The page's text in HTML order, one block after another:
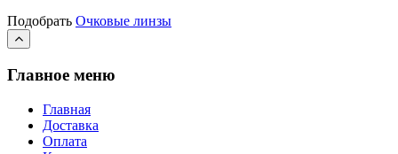
Подобрать Очковые линзы
Главное меню
Главная
Доставка
Оплата